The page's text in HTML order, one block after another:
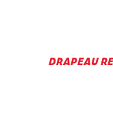
DRAPEAU